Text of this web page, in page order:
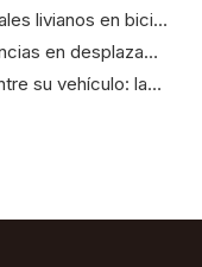
Materiales livianos en bicicletas eléctricas: mejora de la velocidad, el alcance y la durabilidad
Tendencias en desplazamientos urbanos: por qué las bicicletas urbanas son la opción ideal para el futuro
Encuentre su vehículo: las mejores bicicletas eléctricas para viajes diarios a la ciudad, recorridos largos y aventuras todoterreno